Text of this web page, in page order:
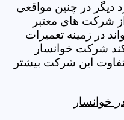
دیگر در چنین مواقعی
شرکت های معتبر
در زمینه تعمیرات
شرکت خوانسار
این شرکت بیشتر
خوانسار